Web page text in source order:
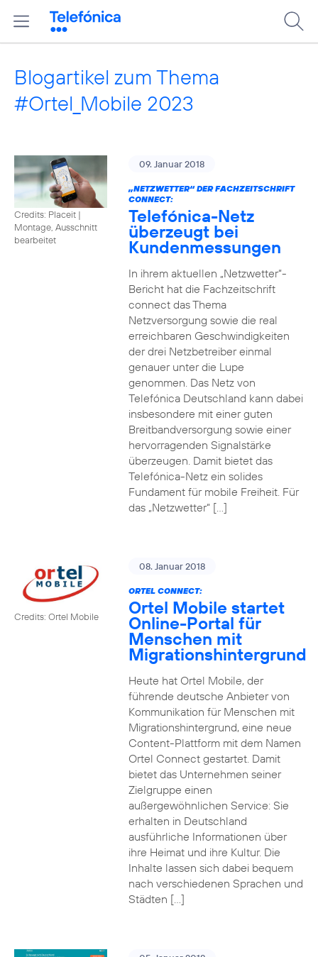
Blogartikel zum Thema
#Ortel_Mobile 2023
Credits: Placeit |
Montage, Ausschnitt
bearbeitet
09. Januar 2018
„NETZWETTER“ DER FACHZEITSCHRIFT
CONNECT:
Telefónica-Netz
überzeugt bei
Kundenmessungen
In ihrem aktuellen „Netzwetter“-
Bericht hat die Fachzeitschrift
connect das Thema
Netzversorgung sowie die real
erreichbaren Geschwindigkeiten
der drei Netzbetreiber einmal
genauer unter die Lupe
genommen. Das Netz von
Telefónica Deutschland kann dabei
insbesondere mit einer guten
Breitbandversorgung sowie einer
hervorragenden Signalstärke
überzeugen. Damit bietet das
Telefónica-Netz ein solides
Fundament für mobile Freiheit. Für
das „Netzwetter“ […]
Credits: Ortel Mobile
08. Januar 2018
ORTEL CONNECT:
Ortel Mobile startet
Online-Portal für
Menschen mit
Migrationshintergrund
Heute hat Ortel Mobile, der
führende deutsche Anbieter von
Kommunikation für Menschen mit
Migrationshintergrund, eine neue
Content-Plattform mit dem Namen
Ortel Connect gestartet. Damit
bietet das Unternehmen seiner
Zielgruppe einen
außergewöhnlichen Service: Sie
erhalten in Deutschland
ausführliche Informationen über
ihre Heimat und ihre Kultur. Die
Inhalte lassen sich dabei bequem
nach verschiedenen Sprachen und
Städten […]